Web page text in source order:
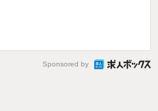
Sponsored by